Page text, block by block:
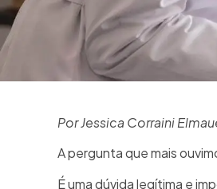
Por Jessica Corraini
A pergunta que mais
É uma dúvida legítima e